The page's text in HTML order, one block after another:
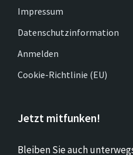
Impressum
Datenschutzinformation
Anmelden
Cookie-Richtlinie (EU)
Jetzt mitfunken!
Bleiben Sie auch